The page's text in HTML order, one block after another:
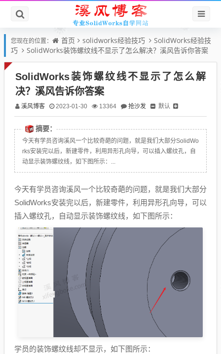
您现在的位置： 首页 solidworks经验技巧
SolidWorks经验技
巧
SolidWorks装饰螺纹线不显示了怎么解决？溪风告诉你答案
SolidWorks装饰螺纹线不显示了怎么解
决？溪风告诉你答案
溪风博客 2023-01-30 13364 抢沙发 默认
摘要：
今天有学员咨询溪风一个比较奇葩的问题，就是我们大部分SolidWo
rks安装完以后，新建零件，利用异形孔向导，可以插入螺纹孔，自
动显示装饰螺纹线，如下图所示：...
今天有学员咨询溪风一个比较奇葩的问题，就是我们大部分
SolidWorks安装完以后，新建零件，利用异形孔向导，可以
插入螺纹孔，自动显示装饰螺纹线，如下图所示：
学员的装饰螺纹线却不显示，如下图所示：